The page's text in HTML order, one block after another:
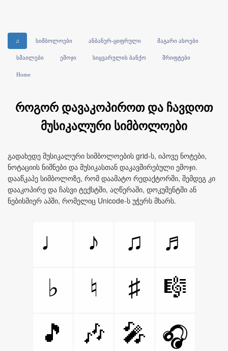
♫ სიმბოლოები ანბანურ-ციფრული მაგარი ასოები
სმაილები ემოჯი სიყვარულის ბანქო შრიფტები
Home
როგორ დავაკოპიროთ და ჩავდოთ
მუსიკალური სიმბოლოები
გადახედე მუსიკალური სიმბოლოების grid-ს, იპოვე ნოტები,
ნოტაციის ნიშნები და მუსიკასთან დაკავშირებული ემოჯი.
დააწკაპე სიმბოლოზე, რომ დაამატო რედაქტორში, შემდეგ კი
დააკოპირე და ჩასვი ტექსტში, აღწერაში, დოკუმენტში ან
ნებისმიერ აპში, რომელიც Unicode-ს უჭერს მხარს.
♩ ♪ ♫
♬
♭
♮ ♯
🎼
🎵
🎶 🎤
🎧